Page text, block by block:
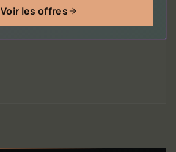
Voir les offres